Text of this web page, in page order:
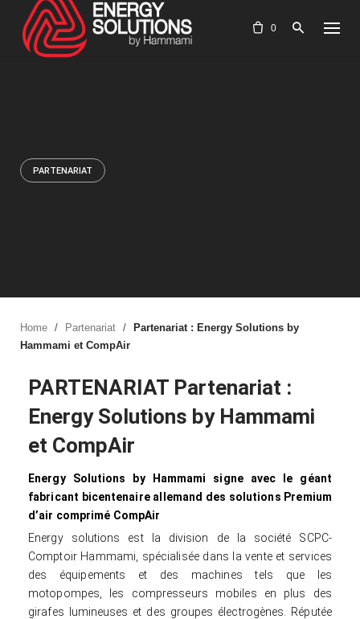
content
0
PARTENARIAT
Home / Partenariat /
Partenariat : Energy Solutions by
Hammami et CompAir
PARTENARIAT Partenariat :
Energy Solutions by Hammami
et CompAir
Energy Solutions by Hammami signe avec le géant
fabricant bicentenaire allemand des solutions Premium
d’air comprimé CompAir
Energy solutions est la division de la société SCPC-
Comptoir Hammami, spécialisée dans la vente et services
des équipements et des machines tels que les
motopompes, les compresseurs mobiles en plus des
girafes lumineuses et des groupes électrogènes. Réputée